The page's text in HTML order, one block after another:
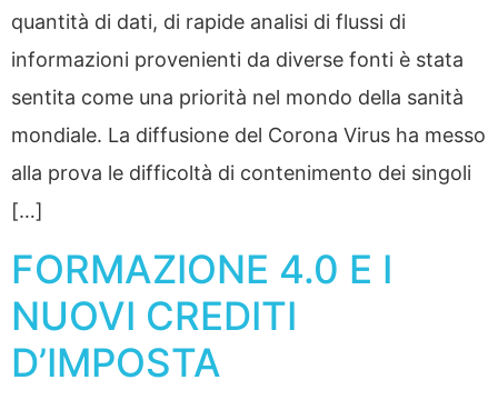
quantità di dati, di rapide analisi di flussi di
informazioni provenienti da diverse fonti è stata
sentita come una priorità nel mondo della sanità
mondiale. La diffusione del Corona Virus ha messo
alla prova le difficoltà di contenimento dei singoli
[…]
FORMAZIONE 4.0 E I
NUOVI CREDITI
D’IMPOSTA